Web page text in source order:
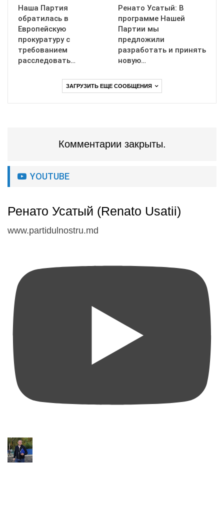
Наша Партия
обратилась в
Европейскую
прокуратуру с
требованием
расследовать…
Ренато Усатый: В
программе Нашей
Партии мы
предложили
разработать и принять
новую…
ЗАГРУЗИТЬ ЕЩЕ СООБЩЕНИЯ
Комментарии закрыты.
YOUTUBE
Ренато Усатый (Renato Usatii)
www.partidulnostru.md